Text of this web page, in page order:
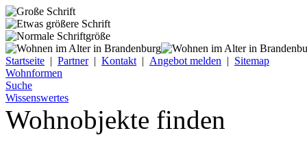
Startseite | Partner| Kontakt | Angebot melden | Sitemap
Wohnformen
Suche
Wissenswertes
Wohnobjekte finden